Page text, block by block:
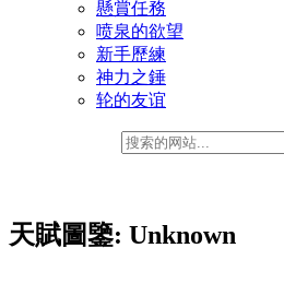
懸賞任務
喷泉的欲望
新手歷練
神力之錘
轮的友谊
天賦圖鑒: Unknown